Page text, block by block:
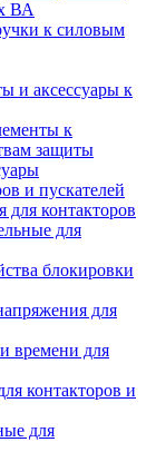
ВА
к силовым
и аксессуары к
к
защиты
и пускателей
контакторов
для
блокировки
для
времени для
контакторов и
для